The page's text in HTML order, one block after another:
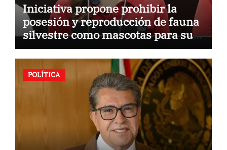
Iniciativa propone prohibir la
posesión y reproducción de fauna
silvestre como mascotas para su
comercialización
POLÍTICA